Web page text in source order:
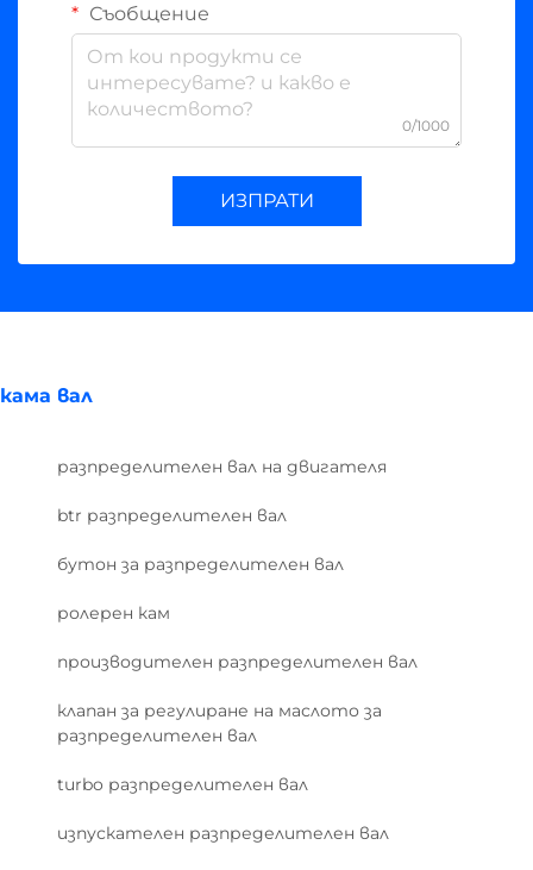
Съобщение
0/1000
ИЗПРАТИ
кама вал
разпределителен вал на двигателя
btr разпределителен вал
бутон за разпределителен вал
ролерен кам
производителен разпределителен вал
клапан за регулиране на маслото за
разпределителен вал
turbo разпределителен вал
изпускателен разпределителен вал